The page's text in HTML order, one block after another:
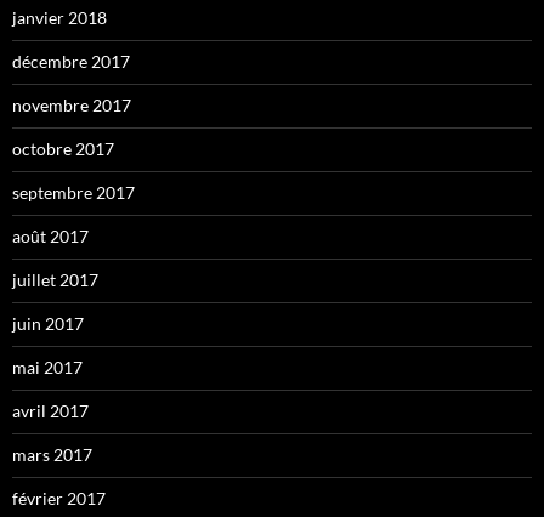
janvier 2018
décembre 2017
novembre 2017
octobre 2017
septembre 2017
août 2017
juillet 2017
juin 2017
mai 2017
avril 2017
mars 2017
février 2017